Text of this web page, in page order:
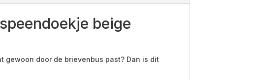
beige
gewoon door de brievenbus past? Dan is dit